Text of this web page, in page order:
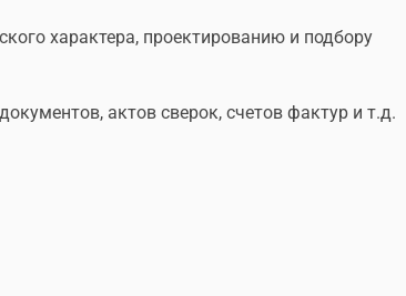
характера, проектированию и подбору
актов сверок, счетов фактур и т.д.